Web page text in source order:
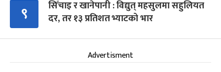
९
सिँचाइ र खानेपानी : विद्युत् महसुलमा सहुलियत
दर, तर १३ प्रतिशत भ्याटको भार
Advertisment